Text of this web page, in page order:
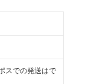
スでの発送はで